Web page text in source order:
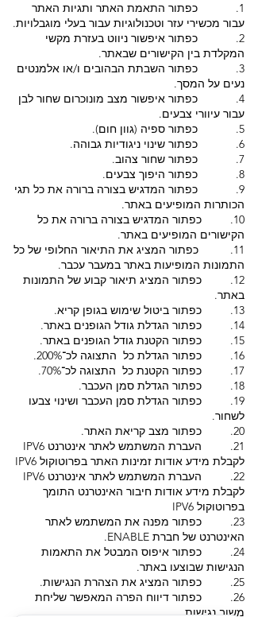
1. כפתור התאמת האתר ותגיות האתר
עבור מכשירי עזר וטכנולוגיות עבור בעלי מוגבלויות.
2. כפתור איפשור ניווט בעזרת מקשי
המקלדת בין הקישורים שבאתר.
3. כפתור השבתת הבהובים ו/או אלמנטים
נעים על המסך.
4. כפתור איפשור מצב מונוכרום שחור לבן
עבור עיוורי צבעים.
5. כפתור ספיה (גוון חום).
6. כפתור שינוי ניגודיות גבוהה.
7. כפתור שחור צהוב.
8. כפתור היפוך צבעים.
9. כפתור המדגיש בצורה ברורה את כל תגי
הכותרות המופיעים באתר.
10. כפתור המדגיש בצורה ברורה את כל
הקישורים המופיעים באתר.
11. כפתור המציג את התיאור החלופי של כל
התמונות המופיעות באתר במעבר עכבר.
12. כפתור המציג תיאור קבוע של התמונות
באתר.
13. כפתור ביטול שימוש בגופן קריא.
14. כפתור הגדלת גודל הגופנים באתר.
15. כפתור הקטנת גודל הגופנים באתר.
16. כפתור הגדלת כל התצוגה לכ־200%.
17. כפתור הקטנת כל התצוגה לכ־70%.
18. כפתור הגדלת סמן העכבר.
19. כפתור הגדלת סמן העכבר ושינוי צבעו
לשחור.
20. כפתור מצב קריאת האתר.
21. העברת המשתמש לאתר אינטרנט IPV6
לקבלת מידע אודות זמינות האתר בפרוטוקול IPV6
22. העברת המשתמש לאתר אינטרנט IPV6
לקבלת מידע אודות חיבור האינטרנט התומך
בפרוטוקול IPV6
23. כפתור מפנה את המשתמש לאתר
האינטרנט של חברת ENABLE.
24. כפתור איפוס המבטל את התאמות
הנגישות שבוצעו באתר.
25. כפתור המציג את הצהרת הנגישות.
26. כפתור דיווח הפרה המאפשר שליחת
משוב נגישות